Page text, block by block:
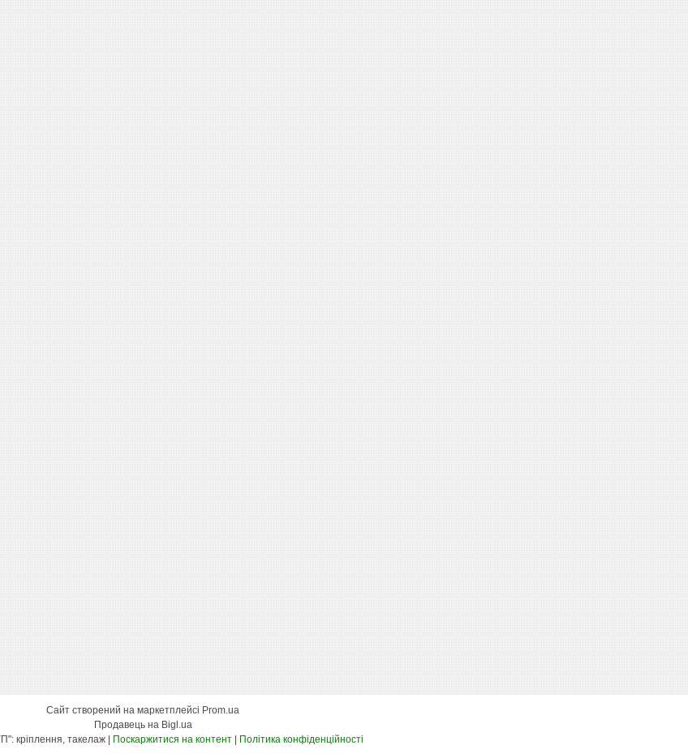
Сайт створений на маркетплейсі Prom.ua
Продавець на Bigl.ua
Поскаржитися на контент Політика конфіденційності